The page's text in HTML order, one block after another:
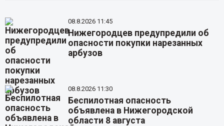
08.8.2026 11:45
Нижегородцев предупредили об
опасности покупки нарезанных
арбузов
08.8.2026 11:30
Беспилотная опасность
объявлена в Нижегородской
области 8 августа